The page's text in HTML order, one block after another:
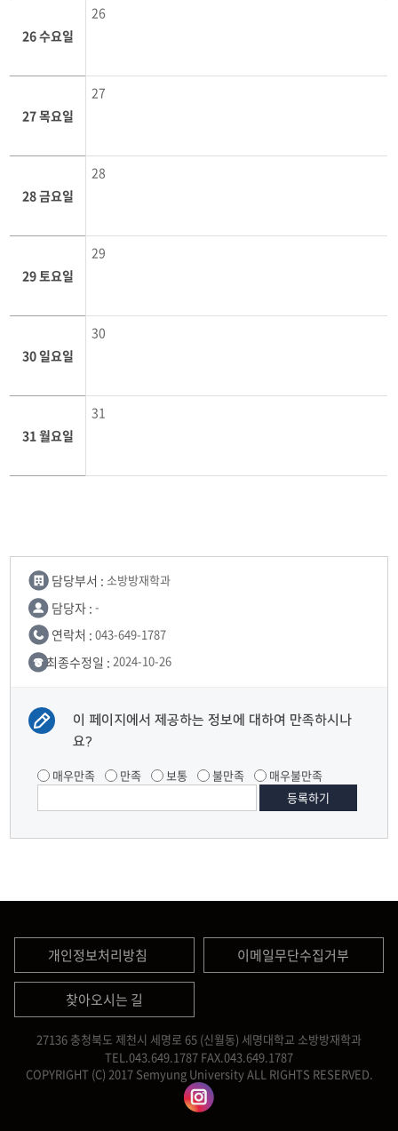
26 수요일
26
27 목요일
27
28 금요일
28
29 토요일
29
30 일요일
30
31 월요일
31
담당부서 : 소방방재학과
담당자 : -
연락처 : 043-649-1787
최종수정일 : 2024-10-26
이 페이지에서 제공하는 정보에 대하여 만족하시나
요?
매우만족 만족 보통 불만족 매우불만족
개인정보처리방침 이메일무단수집거부
찾아오시는 길
27136 충청북도 제천시 세명로 65 (신월동) 세명대학교 소방방재학과
TEL.043.649.1787 FAX.043.649.1787
COPYRIGHT (C) 2017 Semyung University ALL RIGHTS RESERVED.